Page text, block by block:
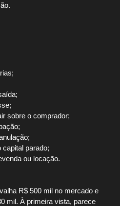
sobre o comprador;
capital parado;
ou locação.
R$ 500 mil no mercado e
mil. À primeira vista, parece